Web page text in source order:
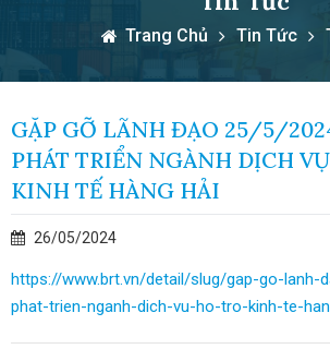
Trang Chủ Tin Tức
GẶP GỠ LÃNH ĐẠO 25/5/
PHÁT TRIỂN NGÀNH DỊCH
KINH TẾ HÀNG HẢI
26/05/2024
https://www.brt.vn/detail/slug/gap-go-lanh-
phat-trien-nganh-dich-vu-ho-tro-kinh-te-